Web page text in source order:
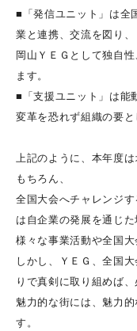
■「発信ユニット」は全
業と連携、交流を図り、
岡山ＹＥＧとして独自
ます。
■「支援ユニット」は能
変革を恐れず組織の要と
上記のように、本年度
もちろん、
全国大会へチャレンジ
は自企業の発展を通じた
様々な事業活動や全国大
しかし、ＹＥＧ、全国
りで真剣に取り組めば
魅力的な街には、魅力
す。